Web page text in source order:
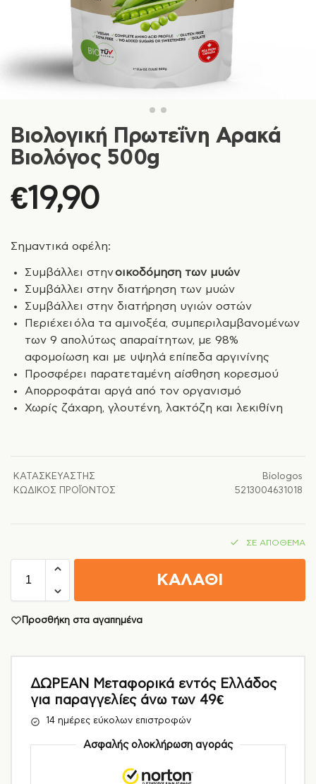
Βιολογική Πρωτεΐνη Αρακά
Βιολόγος 500g
€19,90
Σημαντικά οφέλη:
Συμβάλλει στηνοικοδόμηση των μυών
Συμβάλλει στην διατήρηση των μυών
Συμβάλλει στην διατήρηση υγιών οστών
Περιέχει όλα τα αμινοξέα, συμπεριλαμβανομένων
των 9 απολύτως απαραίτητων, με 98%
αφομοίωση και με υψηλά επίπεδα αργινίνης
Προσφέρει παρατεταμένη αίσθηση κορεσμού
Απορροφάται αργά από τον οργανισμό
Χωρίς ζάχαρη, γλουτένη, λακτόζη και λεκιθίνη
ΚΑΤΑΣΚΕΥΑΣΤΉΣ
Biologos
ΚΩΔΙΚΌΣ ΠΡΟΪΌΝΤΟΣ
5213004631018
ΣΕ ΑΠΌΘΕΜΑ
ΚΑΛΑΘΙ
Προσθήκη στα αγαπημένα
ΔΩΡΕΑΝ Μεταφορικά εντός Ελλάδος
για παραγγελίες άνω των 49€
14 ημέρες εύκολων επιστροφών
Ασφαλής ολοκλήρωση αγοράς